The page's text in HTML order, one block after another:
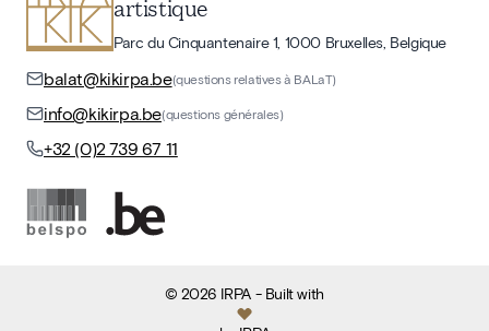
artistique
Parc du Cinquantenaire 1, 1000 Bruxelles, Belgique
balat@kikirpa.be(questions relatives à BALaT)
info@kikirpa.be(questions générales)
+32 (0)2 739 67 11
©2026 IRPA- Built with